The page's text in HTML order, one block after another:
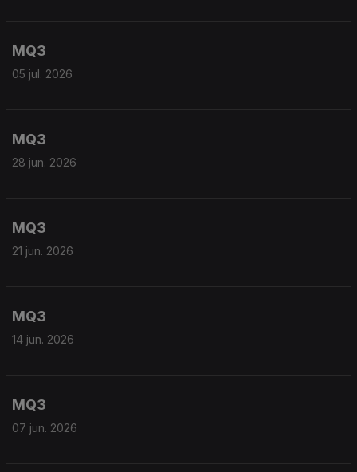
MQ3
05 jul. 2026
MQ3
28 jun. 2026
MQ3
21 jun. 2026
MQ3
14 jun. 2026
MQ3
07 jun. 2026